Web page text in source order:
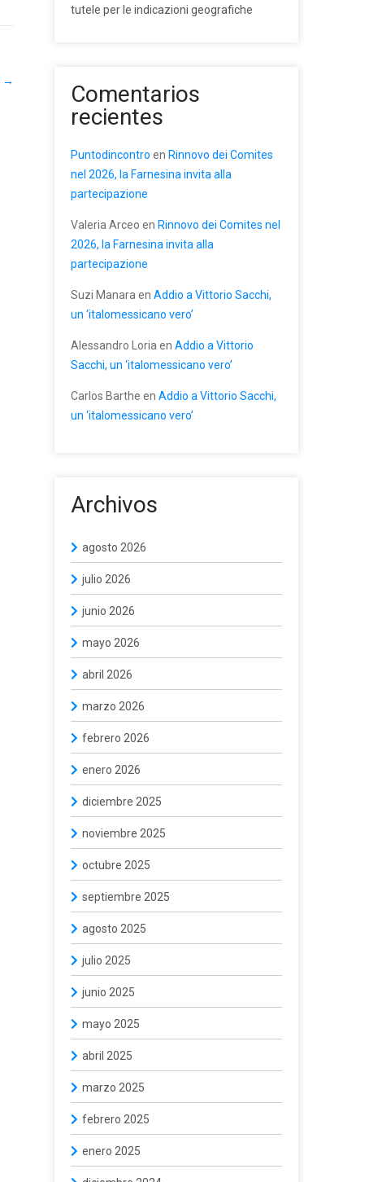
→
tutele per le indicazioni geografiche
Comentarios
recientes
Puntodincontro en Rinnovo dei Comites
nel 2026, la Farnesina invita alla
partecipazione
Valeria Arceo en Rinnovo dei Comites nel
2026, la Farnesina invita alla
partecipazione
Suzi Manara en Addio a Vittorio Sacchi,
un ‘italomessicano vero’
Alessandro Loria en Addio a Vittorio
Sacchi, un ‘italomessicano vero’
Carlos Barthe en Addio a Vittorio Sacchi,
un ‘italomessicano vero’
Archivos
agosto 2026
julio 2026
junio 2026
mayo 2026
abril 2026
marzo 2026
febrero 2026
enero 2026
diciembre 2025
noviembre 2025
octubre 2025
septiembre 2025
agosto 2025
julio 2025
junio 2025
mayo 2025
abril 2025
marzo 2025
febrero 2025
enero 2025